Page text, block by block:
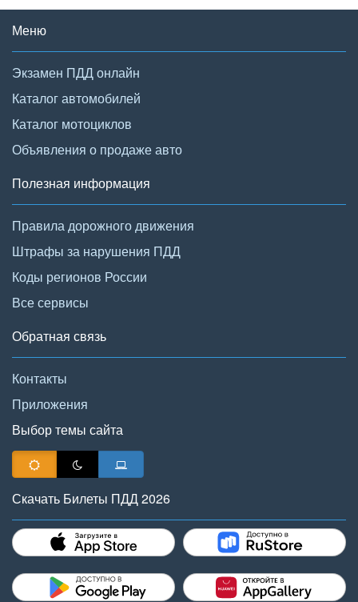
Меню
Экзамен ПДД онлайн
Каталог автомобилей
Каталог мотоциклов
Объявления о продаже авто
Полезная информация
Правила дорожного движения
Штрафы за нарушения ПДД
Коды регионов России
Все сервисы
Обратная связь
Контакты
Приложения
Выбор темы сайта
Скачать Билеты ПДД 2026